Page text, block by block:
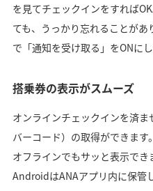
を見てチェックインをすれば
ても、うっかり忘れることがあ
で「通知を受け取る」をONにし
搭乗券の表示がスムーズ
オンラインチェックインを済
バーコード）の取得ができま
オフラインでもサッと表示で
AndroidはANAアプリ内に保管